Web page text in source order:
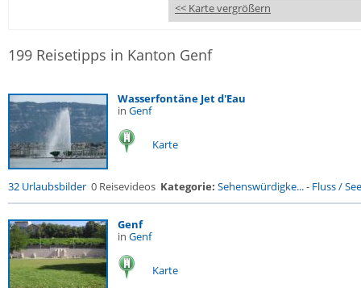
<< Karte vergrößern
199 Reisetipps in Kanton Genf
Wasserfontäne Jet d'Eau
in Genf
Karte
32 Urlaubsbilder 0 Reisevideos Kategorie: Sehenswürdigke...- Fluss /
Genf
in Genf
Karte